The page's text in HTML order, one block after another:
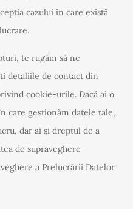
cazului în care există
te rugăm să ne
detaliile de contact din
cookie-urile. Dacă ai o
care gestionăm datele tale,
dar ai și dreptul de a
de supraveghere
a Prelucrării Datelor